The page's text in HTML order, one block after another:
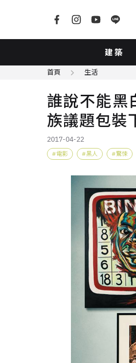
建築
首頁 生活
誰說不能黑
族議題包裝
2017-04-22
電影 黑人 驚悚